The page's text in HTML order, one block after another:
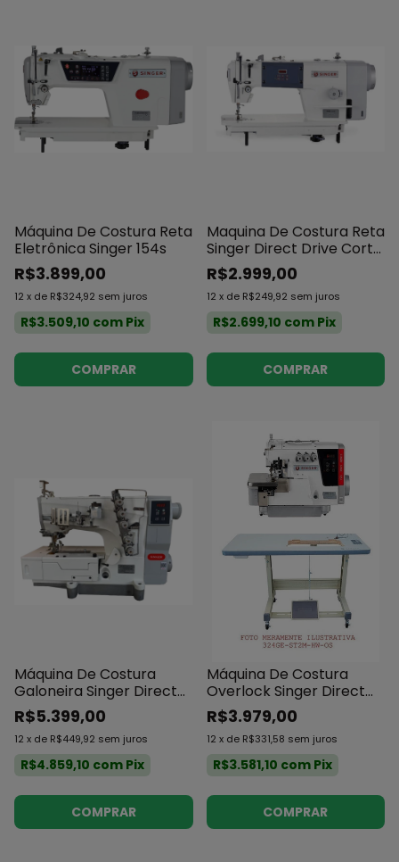
Máquina De Costura Reta
Eletrônica Singer 154s
R$3.899,00
12 x de R$324,92 sem juros
R$3.509,10 com Pix
COMPRAR
Maquina De Costura Reta
Singer Direct Drive Corte
De Linha
R$2.999,00
12 x de R$249,92 sem juros
R$2.699,10 com Pix
COMPRAR
Máquina De Costura
Galoneira Singer Direct
Drive
R$5.399,00
12 x de R$449,92 sem juros
R$4.859,10 com Pix
COMPRAR
Máquina De Costura
Overlock Singer Direct
Drive 3 Fios
R$3.979,00
12 x de R$331,58 sem juros
R$3.581,10 com Pix
COMPRAR